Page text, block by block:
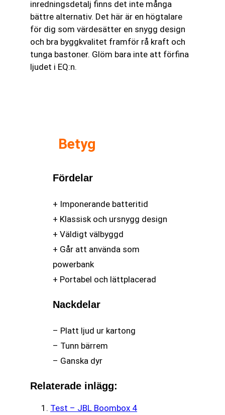
inredningsdetalj finns det inte många
bättre alternativ. Det här är en högtalare
för dig som värdesätter en snygg design
och bra byggkvalitet framför rå kraft och
tunga bastoner. Glöm bara inte att förfina
ljudet i EQ:n.
Betyg
Fördelar
+ Imponerande batteritid
+ Klassisk och ursnygg design
+ Väldigt välbyggd
+ Går att använda som
powerbank
+ Portabel och lättplacerad
Nackdelar
– Platt ljud ur kartong
– Tunn bärrem
– Ganska dyr
Relaterade inlägg:
Test – JBL Boombox 4